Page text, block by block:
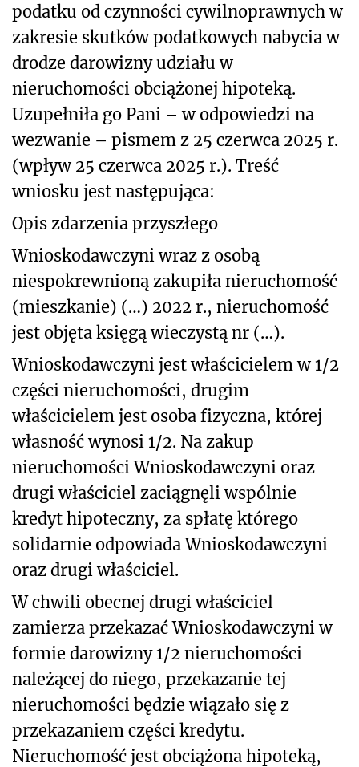
podatku od czynności cywilnoprawnych w
zakresie skutków podatkowych nabycia w
drodze darowizny udziału w
nieruchomości obciążonej hipoteką.
Uzupełniła go Pani – w odpowiedzi na
wezwanie – pismem z 25 czerwca 2025 r.
(wpływ 25 czerwca 2025 r.). Treść
wniosku jest następująca:
Opis zdarzenia przyszłego
Wnioskodawczyni wraz z osobą
niespokrewnioną zakupiła nieruchomość
(mieszkanie) (…) 2022 r., nieruchomość
jest objęta księgą wieczystą nr (…).
Wnioskodawczyni jest właścicielem w 1/2
części nieruchomości, drugim
właścicielem jest osoba fizyczna, której
własność wynosi 1/2. Na zakup
nieruchomości Wnioskodawczyni oraz
drugi właściciel zaciągnęli wspólnie
kredyt hipoteczny, za spłatę którego
solidarnie odpowiada Wnioskodawczyni
oraz drugi właściciel.
W chwili obecnej drugi właściciel
zamierza przekazać Wnioskodawczyni w
formie darowizny 1/2 nieruchomości
należącej do niego, przekazanie tej
nieruchomości będzie wiązało się z
przekazaniem części kredytu.
Nieruchomość jest obciążona hipoteką,